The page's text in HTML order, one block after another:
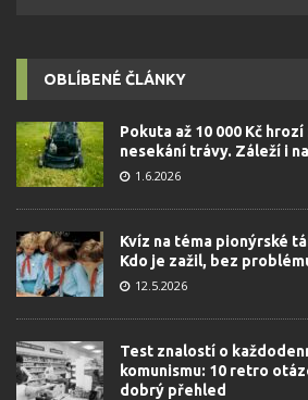
OBLÍBENÉ ČLÁNKY
Pokuta až 10 000 Kč
nesekání trávy. Záleží i
1.6.2026
Kvíz na téma pionýrské
Kdo je zažil, bez
12.5.2026
Test znalostí o
komunismu: 10 retro
dobrý přehled